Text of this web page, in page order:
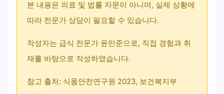
본 내용은 의료 및 법률 자문이 아니며, 실제 상황에
따라 전문가 상담이 필요할 수 있습니다.
작성자는 급식 전문가 윤민준으로, 직접 경험과 취
재를 바탕으로 작성하였습니다.
참고 출처: 식품안전연구원 2023, 보건복지부